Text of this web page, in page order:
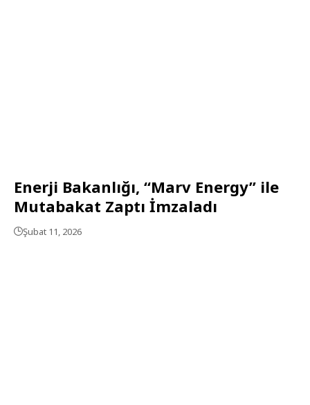
Enerji Bakanlığı, “Marv Energy” ile
Mutabakat Zaptı İmzaladı
Şubat 11, 2026